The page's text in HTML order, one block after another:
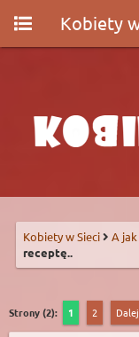
Kobiety
Kobiety w Sieci A
receptę..
Strony (2): 1 2